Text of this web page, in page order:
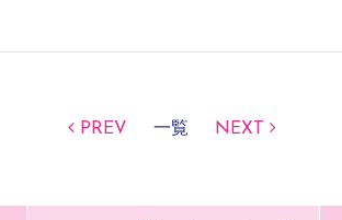
PREV 一覧 NEXT